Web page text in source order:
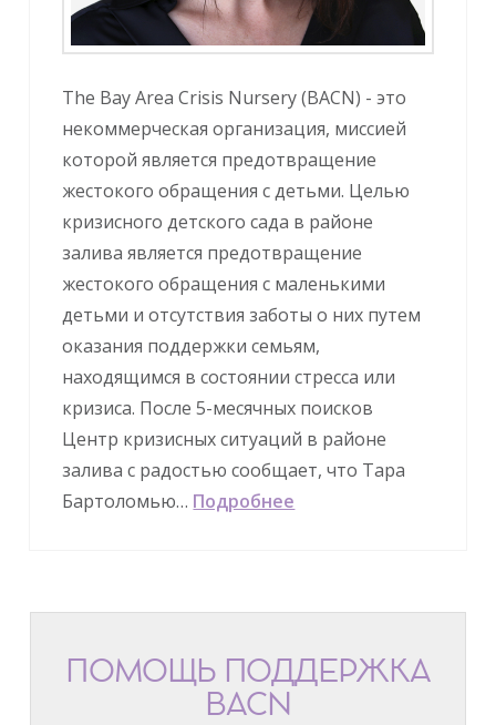
The Bay Area Crisis Nursery (BACN) - это
некоммерческая организация, миссией
которой является предотвращение
жестокого обращения с детьми. Целью
кризисного детского сада в районе
залива является предотвращение
жестокого обращения с маленькими
детьми и отсутствия заботы о них путем
оказания поддержки семьям,
находящимся в состоянии стресса или
кризиса. После 5-месячных поисков
Центр кризисных ситуаций в районе
залива с радостью сообщает, что Тара
Бартоломью… Подробнее
ПОМОЩЬ ПОДДЕРЖКА
BACN